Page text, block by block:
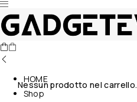
Nessun prodotto nel carrello.
HOME
Shop